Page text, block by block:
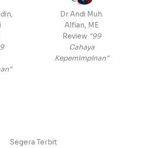
Dr Andi Muh.
Alfian, ME
Review "99
Cahaya
Kepemimpinan"
Segera Terbit